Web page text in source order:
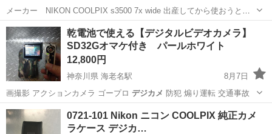
メーカー NIKON COOLPIX s3500 7x wide 出産してから使おうとお
もったんですが携帯で撮影ばかりするのでほとんどつかってません！
カラー パープル 動作確認済み 充電器と本体とケースがセットです
埼玉 加須市 加須駅 カメラ デジカメ
乾電池で使える【デジタルビデオカメラ】
SD32Gオマケ付き パールホワイト
12,800円
神奈川県 海老名駅
8月7日
画撮影 アクションカメラ ゴープロ デジカメ 防犯 煽り運転 交通事故
神奈川 海老名市
0721-101 Nikon ニコン COOLPIX 純正カメ
ラケース デジカ…